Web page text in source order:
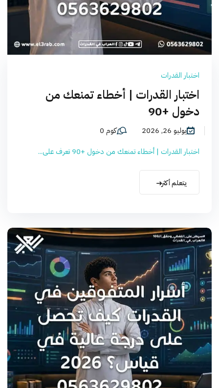
اختبار القدرات
اختبار القدرات | أخطاء تمنعك من
دخول +90
يوليو 26, 2026
كوم 0
اختبار القدرات | أخطاء تمنعك من دخول +90 تعرف على...
يتعلم أكثر